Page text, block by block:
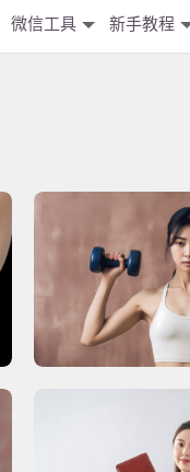
微信工具 新手教程